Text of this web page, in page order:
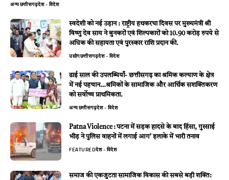
अन्यछत्तीसगढ़देश - विदेश
स्वदेशी को नई उड़ान : राष्ट्रीय हथकरघा दिवस पर मुख्यमंत्री श्री
विष्णु देव साय ने बुनकरों एवं शिल्पकारों को 10.90 करोड़ रुपये से
अधिक की सहायता एवं पुरस्कार राशि प्रदान की.
उद्योगछत्तीसगढ़देश - विदेश
ढाई साल की उपलब्धियाँ- छत्तीसगढ़ का श्रमिक कल्याण के क्षेत्र
में नई पहचान…श्रमिकों के सामाजिक और आर्थिक सशक्तिकरण
को सर्वाेच्च प्राथमिकता.
अन्यछत्तीसगढ़देश - विदेश
Patna Violence : पटना में सड़क हादसे के बाद हिंसा, गुस्साई
भीड़ ने पुलिस वाहनों में लगाई आग’ इलाके में भारी तनाव
FEATUREDदेश - विदेश
समाज की एकजुटता सामाजिक विकास की सबसे बड़ी शक्ति: